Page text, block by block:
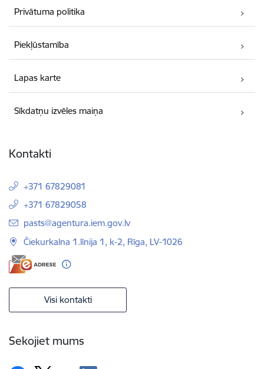
Privātuma politika
Piekļūstamība
Lapas karte
Sīkdatņu izvēles maiņa
Kontakti
+371 67829081
+371 67829058
E-pasts:
pasts@agentura.iem.gov.lv
Čiekurkalna 1.līnija 1, k-2, Rīga, LV-1026
Visi kontakti
Sekojiet mums